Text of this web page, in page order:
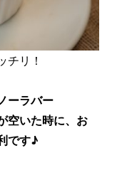
チリ！
ーラバー
空いた時に、お
です♪